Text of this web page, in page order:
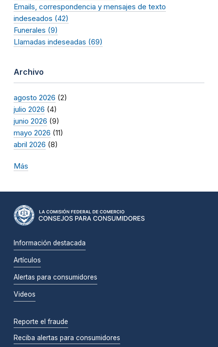
Emails, correspondencia y mensajes de texto
indeseados (42)
Funerales (9)
Llamadas indeseadas (69)
Archivo
agosto 2026 (2)
julio 2026 (4)
junio 2026 (9)
mayo 2026 (11)
abril 2026 (8)
Más
Información destacada
Artículos
Alertas para consumidores
Videos
Reporte el fraude
Reciba alertas para consumidores